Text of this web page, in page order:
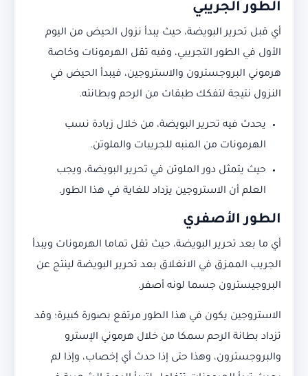
الطور الجريبي
أي قبل تحرير البويضة، حيث يبدأ نزول الحيض من اليوم
الأول في الطور التجريبي، وفيه تقل الهرمونات وخاصة
هرموني البروجسترون والاستروجين، فيبدأ الحيض في
النزول نتيجة لتفكك طبقات من الرحم وبطانته.
يحدث فيه تحرير البويضة، من خلال زيادة نسب
الهرمونات من المنبه للجريبات والملوتن.
حيث يتمثل دور الملوتن في تحرير البويضة، ويجب
العلم أن الاستروجين يزداد للغاية في هذا الطور.
الطور الأصفري
أي ما بعد تحرير البويضة، حيث تقل تماما الهرمونات ويبدأ
الجريب الممزق في الانغلاق بعد تحرير البويضة لينتج عن
البروجيسترون جسما لونه أصفر.
الاستروجين يكون في هذا الطور مرتفع بصورة كبيرة؛ وقد
تزداد بطانة الرحم سمكا من خلال هرموني الإسترو
والبروجسترون، وهذا حتى إذا حدث أي إخصاب، وإذا لم